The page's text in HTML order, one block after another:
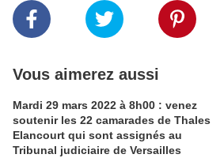
Vous aimerez aussi
Mardi 29 mars 2022 à 8h00 : venez
soutenir les 22 camarades de Thales
Elancourt qui sont assignés au
Tribunal judiciaire de Versailles